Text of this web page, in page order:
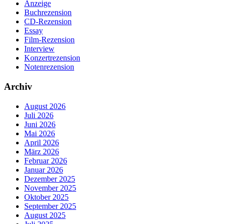
Anzeige
Buchrezension
CD-Rezension
Essay
Film-Rezension
Interview
Konzertrezension
Notenrezension
Archiv
August 2026
Juli 2026
Juni 2026
Mai 2026
April 2026
März 2026
Februar 2026
Januar 2026
Dezember 2025
November 2025
Oktober 2025
September 2025
August 2025